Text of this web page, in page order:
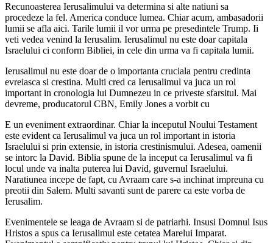
Recunoasterea Ierusalimului va determina si alte natiuni sa
procedeze la fel. America conduce lumea. Chiar acum, ambasadorii
lumii se afla aici. Tarile lumii il vor urma pe presedintele Trump. Ii
veti vedea venind la Ierusalim. Ierusalimul nu este doar capitala
Israelului ci conform Bibliei, in cele din urma va fi capitala lumii.
Ierusalimul nu este doar de o importanta cruciala pentru credinta
evreiasca si crestina. Multi cred ca Ierusalimul va juca un rol
important in cronologia lui Dumnezeu in ce priveste sfarsitul. Mai
devreme, producatorul CBN, Emily Jones a vorbit cu
E un eveniment extraordinar. Chiar la inceputul Noului Testament
este evident ca Ierusalimul va juca un rol important in istoria
Israelului si prin extensie, in istoria crestinismului. Adesea, oamenii
se intorc la David. Biblia spune de la inceput ca Ierusalimul va fi
locul unde va inalta puterea lui David, guvernul Israelului.
Naratiunea incepe de fapt, cu Avraam care s-a inchinat impreuna cu
preotii din Salem. Multi savanti sunt de parere ca este vorba de
Ierusalim.
Evenimentele se leaga de Avraam si de patriarhi. Insusi Domnul Isus
Hristos a spus ca Ierusalimul este cetatea Marelui Imparat.